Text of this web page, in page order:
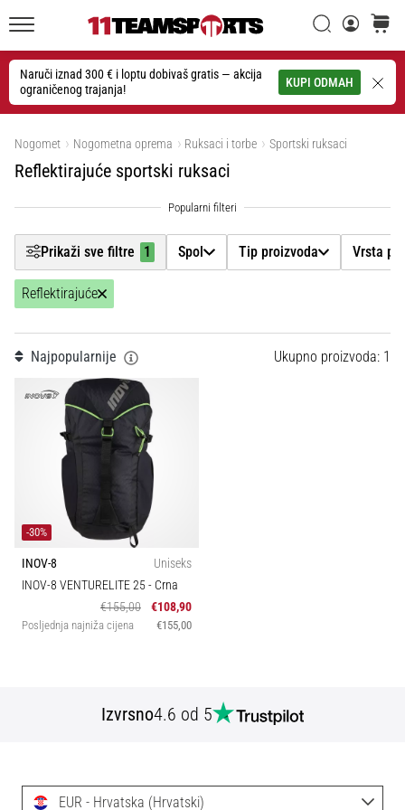
Naruči iznad 300 € i loptu dobivaš gratis — akcija
ograničenog trajanja!
KUPI ODMAH
Traži
Traži
•
GNK
Dinamo
i
11teamsports
potpisali
dvogodišnju
suradnju
GNK
Dinamo
i
11teamsports
sklopili
dvogodišnje
partnerstvo
nabavu,
1. 7. 2025
1 min. čitanja
for
EURO
2025
Nogomet Nogometna oprema Ruksaci i torbe Sportski ruksaci
Reflektirajuće sportski ruksaci
Prikaži sve filtre 1 Spol Tip proizvoda Vrsta
Filtr
Spol
Tip proizvoda
Marka
Cijena
Boja
Veličina
Karakteristike
Trail
Prikaži proizvode
Reflektirajuće
Najpopularnije Ukupno proizvoda: 1
-30%
INOV-8
Uniseks
INOV-8 VENTURELITE 25- Crna
€155,00
€108,90
Posljednja najniža cijena €155,00
Izvrsno4.6 od 5
EUR - Hrvatska (Hrvatski)